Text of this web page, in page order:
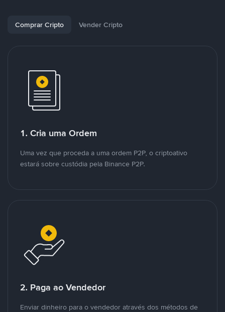
Comprar Cripto Vender Cripto
1. Cria uma Ordem
Uma vez que proceda a uma ordem P2P, o criptoativo
estará sobre custódia pela Binance P2P.
2. Paga ao Vendedor
Enviar dinheiro para o vendedor através dos métodos de